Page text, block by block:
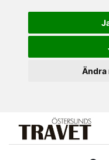
Ändra